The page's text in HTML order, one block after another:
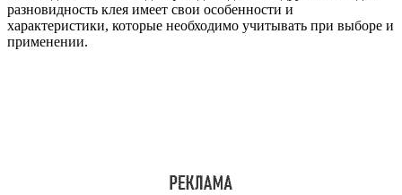
разновидность клея имеет свои особенности и
характеристики, которые необходимо учитывать при выборе и
применении.